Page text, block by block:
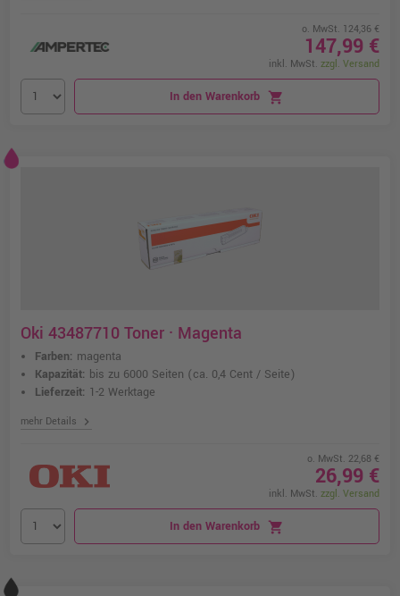
o. MwSt. 124,36 €
147,99 €
inkl. MwSt. zzgl. Versand
In den Warenkorb shopping_cart
Oki 43487710 Toner · Magenta
Farben: magenta
Kapazität: bis zu 6000 Seiten (ca. 0,4 Cent / Seite)
Lieferzeit: 1-2 Werktage
mehr Details chevron_right
o. MwSt. 22,68 €
26,99 €
inkl. MwSt. zzgl. Versand
In den Warenkorb shopping_cart